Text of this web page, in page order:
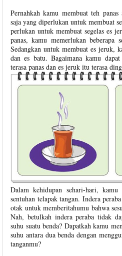
Pernahkah kamu membuat teh
saja yang diperlukan untuk membuat
perlukan untuk membuat segelas es
panas, kamu memerlukan beberapa
Sedangkan untuk membuat es jeruk,
dan es batu. Bagaimana kamu
terasa panas dan es jeruk itu terasa
Dalam kehidupan sehari-hari,
sentuhan telapak tangan. Indera
otak untuk memberitahumu bahwa
Nah, betulkah indera peraba tidak
suhu suatu benda? Dapatkah kamu
suhu antara dua benda dengan
tanganmu?